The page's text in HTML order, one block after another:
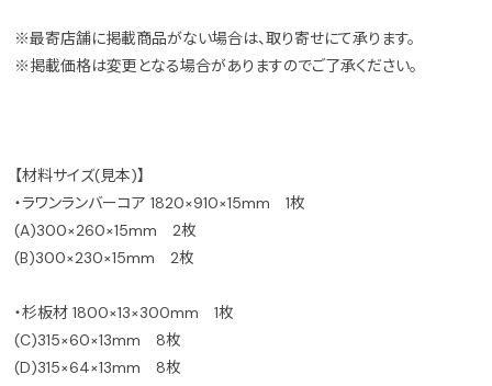
※最寄店舗に掲載商品がない場合は、取り寄せにて承ります。
※掲載価格は変更となる場合がありますのでご了承ください。
【材料サイズ(見本)】
・ラワンランバーコア 1820×910×15mm 1枚
(A)300×260×15mm 2枚
(B)300×230×15mm 2枚
・杉板材 1800×13×300mm 1枚
(C)315×60×13mm 8枚
(D)315×64×13mm 8枚